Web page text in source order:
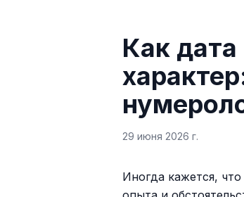
Как
29 июня 2026 г.
Иногда кажется,